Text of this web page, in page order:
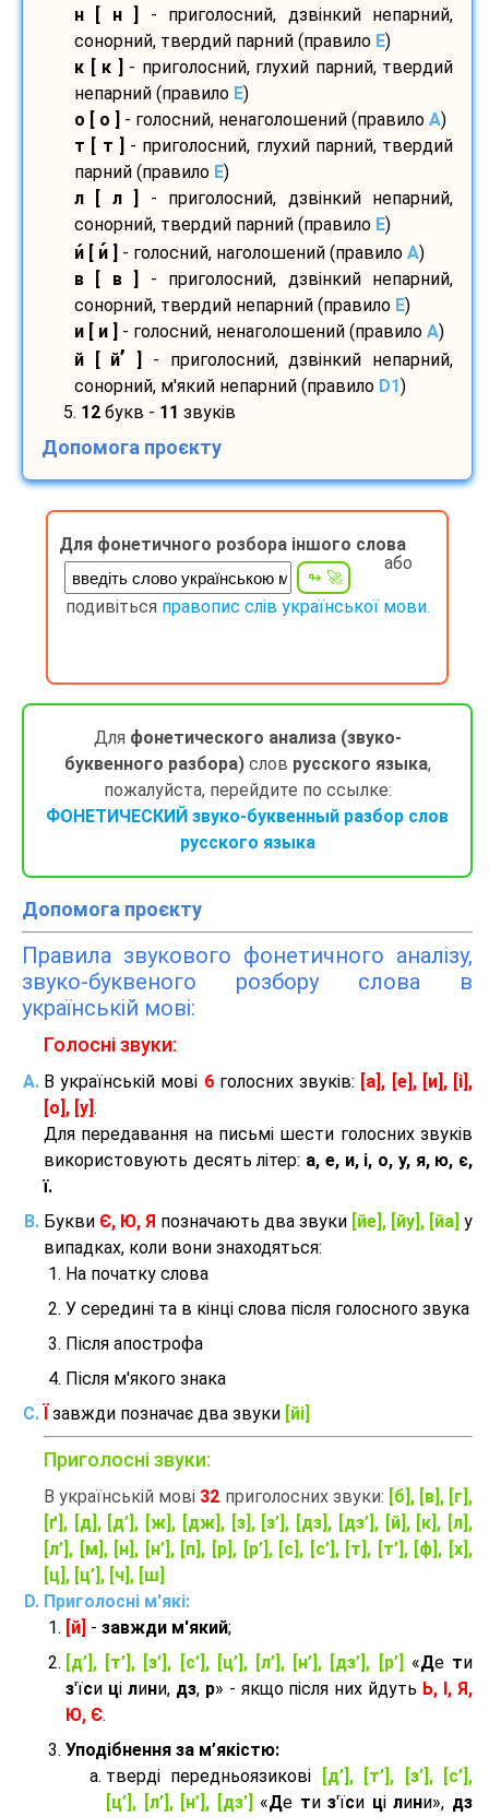
н [ н ]
- приголосний, дзвінкий непарний,
сонорний, твердий парний (правило E)
к [ к ]
- приголосний, глухий парний, твердий
непарний (правило E)
о [ о ]
- голосний, ненаголошений (правило A)
т [ т ]
- приголосний, глухий парний, твердий
парний (правило E)
л [ л ]
- приголосний, дзвінкий непарний,
сонорний, твердий парний (правило E)
и [ и - голосний, наголошений (правило A)
в [ в ]
- приголосний, дзвінкий непарний,
сонорний, твердий непарний (правило E)
и [ и ]
- голосний, ненаголошений (правило A)
й [ й’
- приголосний, дзвінкий непарний,
сонорний, м'який непарний (правило D1)
5. 12 букв - 11 звуків
Допомога проєкту
Для фонетичного розбора іншого слова
або
подивіться правопис слів української мови.
Для фонетического анализа (звуко-
буквенного разбора)слов русского языка,
пожалуйста, перейдите по ссылке:
ФОНЕТИЧЕСКИЙ звуко-буквенный разбор слов
русского языка
Допомога проєкту
Правила звукового фонетичного аналізу,
звуко-буквеного розбору слова в
українській мові:
Голосні звуки:
В українській мові 6голосних звуків:
[а], [е], [и], [і],
[о], [у] .
Для передавання на письмі шести голосних звуків
використовують десять літер: а, е, и, і, о, у, я, ю, є,
ї.
Букви Є, Ю, Я позначають два звуки [йе], [йу], [йа] у
випадках, коли вони знаходяться:
На початку слова
У середині та в кінці слова після голосного звука
Після апострофа
Після м'якого знака
завжди позначає два звуки [йі]
Приголосні звуки:
В українській мові 32 приголосних звуки: [б], [в], [г],
[ґ], [д], [д’], [ж], [дж], [з], [з’], [дз], [дз’], [й], [к], [л],
[л’], [м], [н], [н’], [п], [р], [р’], [с], [с’], [т], [т’], [ф], [х],
[ц], [ц’], [ч], [ш]
Приголосні м'які:
[й] - завжди м'який;
[д’], [т’], [з’], [с’], [ц’], [л’], [н’], [дз’], [р’]
«Де ти
з'їси ці лини, дз, р» - якщо після них йдуть Ь, І, Я,
Ю, Є.
Уподібнення за м’якістю:
тверді передньоязикові
[д’], [т’], [з’], [с’],
[ц’], [л’], [н’], [дз’] «Де тиз'їси цілини», дз